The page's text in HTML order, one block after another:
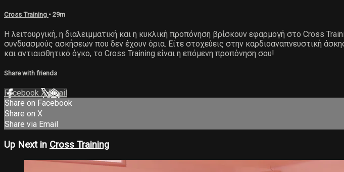
Cross Training • 29m
Η λειτουργική, η διαλειμματική και η κυκλική προπόνηση βρίσκουν εφαρμογή στο Cross
συνδυασμούς ασκήσεων που δεν έχουν όρια. Είτε στοχεύεις στην καρδιοαναπνευστική
και αντιαισθητικό όγκο, το Cross Training είναι η επόμενη προπόνηση σου!
Share with friends
Facebook XEmail
Share on Facebook
Share on X
Share via Email
Up Next in Cross Training